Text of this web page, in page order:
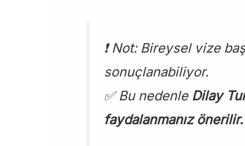
❗ Not: Bireysel vize
sonuçlanabiliyor.
✅ Bu nedenle Dilay
faydalanmanız önerilir.